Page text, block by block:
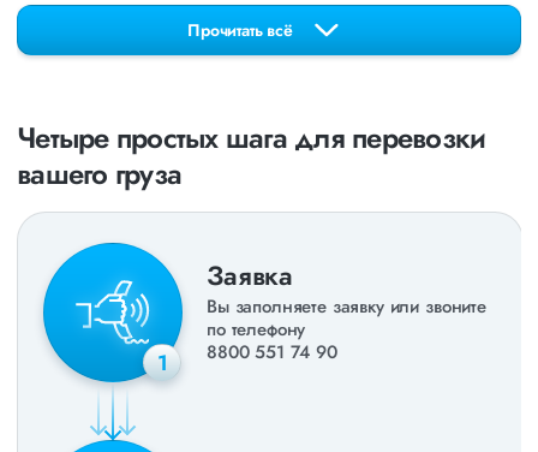
свежие примеры перевозок, которые обновляются несколько
раз в неделю. Также недавно мы запустили новые
направления вДНРиЛНР. Предоставляем все стандартные
экспедирование. За каждым клиентом закреплен менеджер,
который сообщит о текущем статусе вашего груза. Чтобы
получить коммерческое предложение заполните форму на
РФ).
Прочитать всё
Четыре простых шага для перевозки
вашего груза
1
Заявка
Вы заполняете заявку или звоните
по телефону
8800 551 74 90